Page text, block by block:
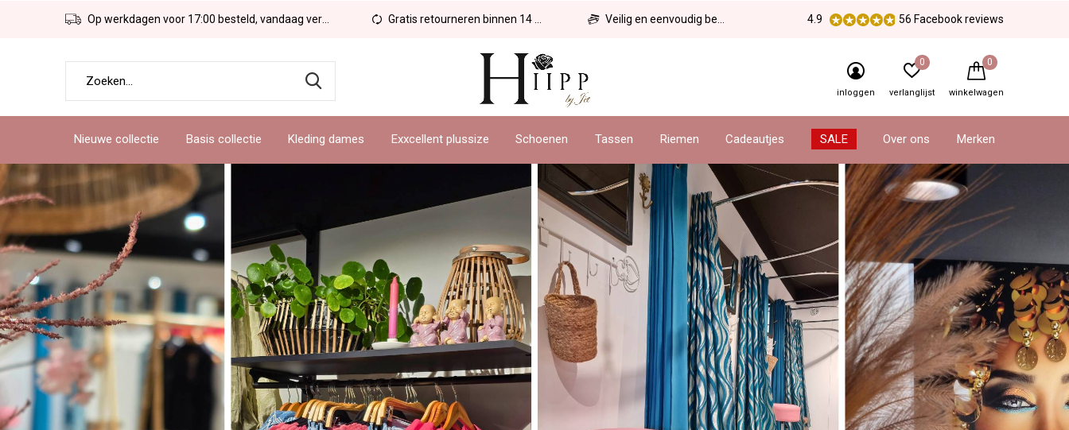
Nieuwe collectie Basis collectie Kleding dames Exxcellent plussize Schoenen Tassen Riemen Cadeautjes SALE Over ons Merken
inloggen verlanglijst
0
winkelwagen
0
Op werkdagen voor 17:00 besteld, vandaag verzonden! Gratis retourneren binnen 14 dagen Veilig en eenvoudig betalen 4.9 56 Facebook reviews